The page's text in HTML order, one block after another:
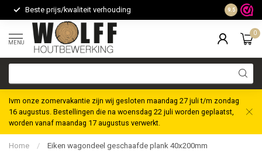
Beste prijs/kwaliteit verhouding Maatwerk
9.5
MENU
0
Ivm onze zomervakantie zijn wij gesloten maandag 27 juli t/m zondag
16 augustus. Bestellingen die na woensdag 22 juli worden geplaatst,
worden vanaf maandag 17 augustus verwerkt.
Home / Eiken wagondeel geschaafde plank 40x200mm